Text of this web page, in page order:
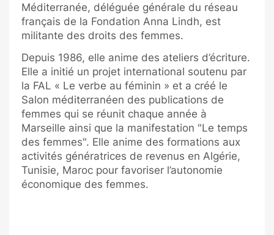
Méditerranée, déléguée générale du réseau
français de la Fondation Anna Lindh, est
militante des droits des femmes.
Depuis 1986, elle anime des ateliers d’écriture.
Elle a initié un projet international soutenu par
la FAL « Le verbe au féminin » et a créé le
Salon méditerranéen des publications de
femmes qui se réunit chaque année à
Marseille ainsi que la manifestation "Le temps
des femmes". Elle anime des formations aux
activités génératrices de revenus en Algérie,
Tunisie, Maroc pour favoriser l’autonomie
économique des femmes.